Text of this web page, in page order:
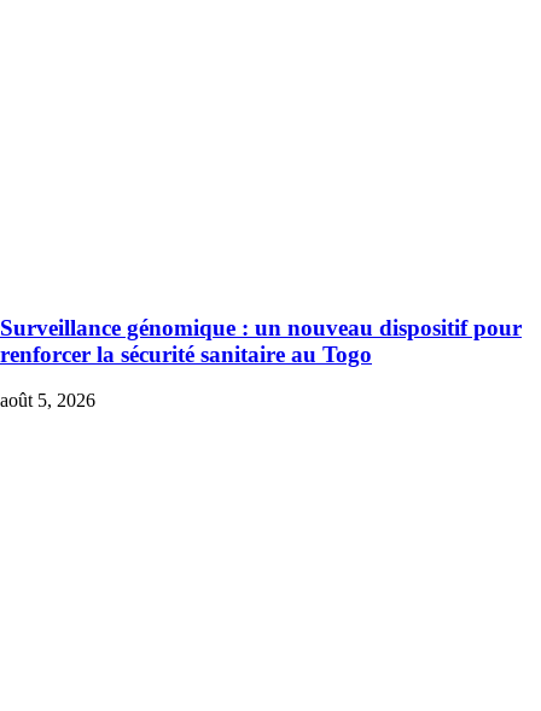
Surveillance génomique : un nouveau dispositif pour
renforcer la sécurité sanitaire au Togo
août 5, 2026